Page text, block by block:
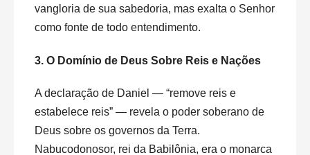
vangloria de sua sabedoria, mas exalta o Senhor
como fonte de todo entendimento.
3. O Domínio de Deus Sobre Reis e Nações
A declaração de Daniel — “remove reis e
estabelece reis” — revela o poder soberano de
Deus sobre os governos da Terra.
Nabucodonosor, rei da Babilônia, era o monarca